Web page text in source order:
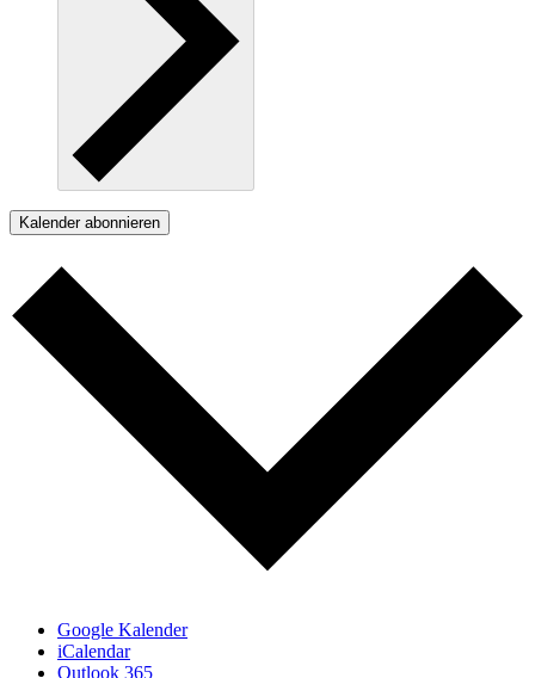
Kalender abonnieren
Google Kalender
iCalendar
Outlook 365